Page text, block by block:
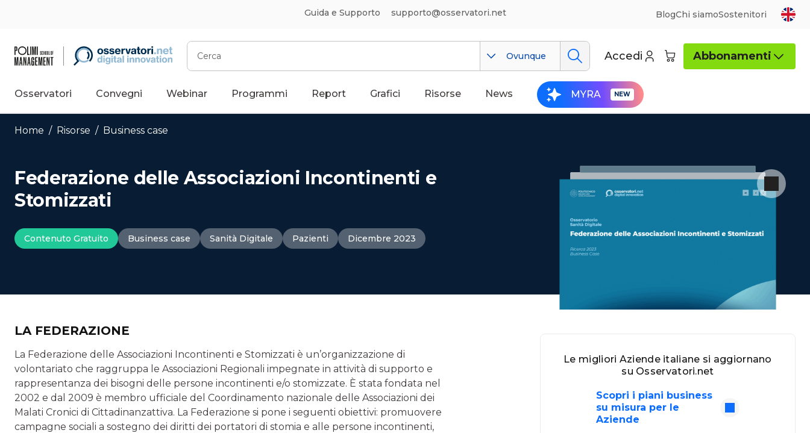
Guida e Supporto supporto@osservatori.net BlogChi siamoSostenitori
Cerca
Ovunque Accedi Abbonamenti
Osservatori Convegni Webinar Programmi Report Grafici Risorse News MYRA
Home / Risorse / Business case
Federazione delle Associazioni Incontinenti e
Stomizzati
Contenuto Gratuito Business case Sanità Digitale Pazienti Dicembre 2023
LA FEDERAZIONE
La Federazione delle Associazioni Incontinenti e Stomizzati è un’organizzazione di
volontariato che raggruppa le Associazioni Regionali impegnate in attività di supporto e
rappresentanza dei bisogni delle persone incontinenti e/o stomizzate. È stata fondata nel
2002 e dal 2009 è membro ufficiale del Coordinamento nazionale delle Associazioni dei
Malati Cronici di Cittadinanzattiva. La Federazione si pone i seguenti obiettivi: promuovere
campagne sociali a sostegno dei diritti dei portatori di stomia e alle persone incontinenti,
Le migliori Aziende italiane si aggiornano
su Osservatori.net
Scopri i piani business
su misura per le
Aziende